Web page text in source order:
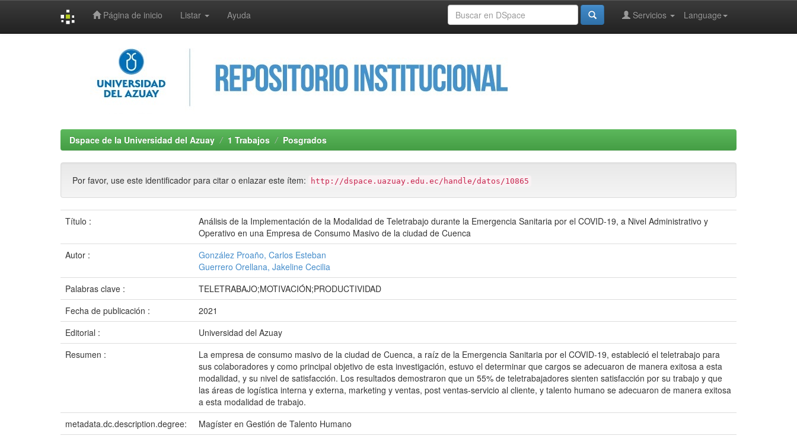
Página de inicio Listar Ayuda Language
Servicios
Dspace de la Universidad del Azuay 1 Trabajos Posgrados
Por favor, use este identificador para citar o enlazar este ítem: http://dspace.uazuay.edu.ec/handle/datos/10865
Título :
Análisis de la Implementación de la Modalidad de Teletrabajo durante la Emergencia Sanitaria por el COVID-19, a Nivel Administrativo y
Operativo en una Empresa de Consumo Masivo de la ciudad de Cuenca
Autor :
González Proaño, Carlos Esteban
Guerrero Orellana, Jakeline Cecilia
Palabras clave :
TELETRABAJO;MOTIVACIÓN;PRODUCTIVIDAD
Fecha de publicación :
2021
Editorial :
Universidad del Azuay
Resumen :
La empresa de consumo masivo de la ciudad de Cuenca, a raíz de la Emergencia Sanitaria por el COVID-19, estableció el teletrabajo para
sus colaboradores y como principal objetivo de esta investigación, estuvo el determinar que cargos se adecuaron de manera exitosa a esta
modalidad, y su nivel de satisfacción. Los resultados demostraron que un 55% de teletrabajadores sienten satisfacción por su trabajo y que
las áreas de logística interna y externa, marketing y ventas, post ventas-servicio al cliente, y talento humano se adecuaron de manera exitosa
a esta modalidad de trabajo.
metadata.dc.description.degree:
Magíster en Gestión de Talento Humano